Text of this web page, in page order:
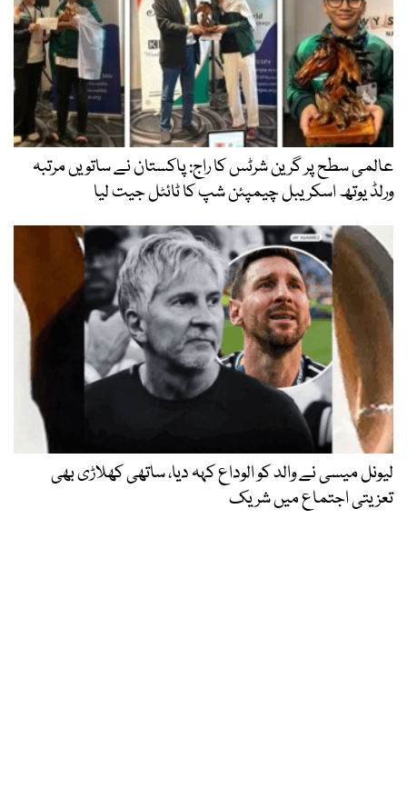
عالمی سطح پر گرین شرٹس کا راج: پاکستان نے ساتویں مرتبہ
ورلڈ یوتھ اسکریبل چیمپئن شپ کا ٹائٹل جیت لیا
لیونل میسی نے والد کو الوداع کہہ دیا، ساتھی کھلاڑی بھی
تعزیتی اجتماع میں شریک